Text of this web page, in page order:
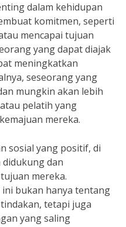
dalam kehidupan
komitmen, seperti
mencapai tujuan
yang dapat diajak
meningkatkan
seseorang yang
mungkin akan lebih
pelatih yang
mereka.
sosial yang positif, di
didukung dan
mereka.
bukan hanya tentang
tetapi juga
yang saling